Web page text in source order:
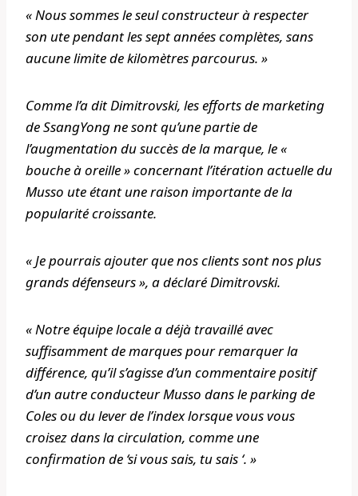
« Nous sommes le seul constructeur à respecter
son ute pendant les sept années complètes, sans
aucune limite de kilomètres parcourus. »
Comme l’a dit Dimitrovski, les efforts de marketing
de SsangYong ne sont qu’une partie de
l’augmentation du succès de la marque, le «
bouche à oreille » concernant l’itération actuelle du
Musso ute étant une raison importante de la
popularité croissante.
« Je pourrais ajouter que nos clients sont nos plus
grands défenseurs », a déclaré Dimitrovski.
« Notre équipe locale a déjà travaillé avec
suffisamment de marques pour remarquer la
différence, qu’il s’agisse d’un commentaire positif
d’un autre conducteur Musso dans le parking de
Coles ou du lever de l’index lorsque vous vous
croisez dans la circulation, comme une
confirmation de ‘si vous sais, tu sais ‘. »